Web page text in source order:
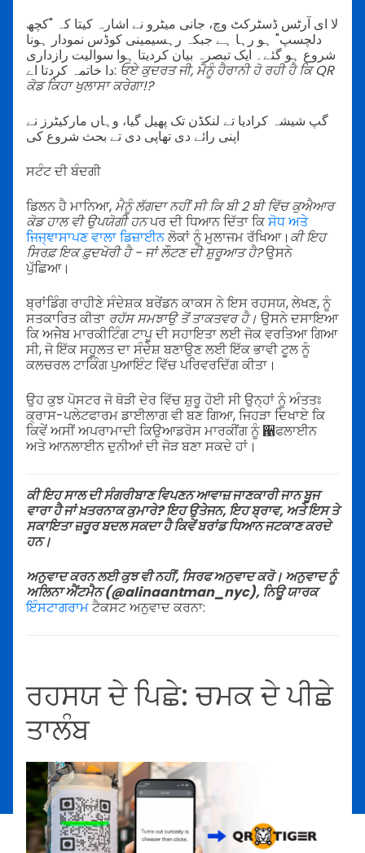
لا ای آرٹس ڈسٹرکٹ وچ، جانی میٹرو نے اشارہ کیتا کہ "کچھ
دلچسپ" ہو رہا ہے جبکہ رہسیمینی کوڈس نمودار ہونا
شروع ہو گئے۔ ایک تبصرہ بیان کردیتا ہوا سوالیت رازداری
دا خاتمہ کردتا اے: ਓਏ ਕੁਦਰਤ ਜੀ, ਮੈਨੂੰ ਹੈਰਾਨੀ ਹੋ ਰਹੀ ਹੈ ਕਿ QR
ਕੋਡ ਕਿਹਾ ਖੁਲਾਸਾ ਕਰੇਗਾ!?
گپ شیشہ کرادیا تے لنکڈن تک پھیل گیا، وہاں مارکیٹرز نے
اپنی رائے دی تھاپی دی تے بحث شروع کی
ਸਟੰਟ ਦੀ ਬੰਦਗੀ
ਡਿਲਨ ਹੈ ਮਾਨਿਆ, ਮੈਨੂੰ ਲੱਗਦਾ ਨਹੀਂ ਸੀ ਕਿ ਬੀ 2 ਬੀ ਵਿੱਚ ਕੁਐਆਰ
ਕੋਡ ਹਾਲ ਵੀ ਉਪਯੋਗੀ ਹਨਪਰ ਦੀ ਧਿਆਨ ਦਿੱਤਾ ਕਿਸੋਧ ਅਤੇ
ਜਿਜ੍ਞਾਸਾਪਣ ਵਾਲਾ ਡਿਜ਼ਾਈਨਲੋਕਾਂ ਨੂੰ ਮੁਲਾਜਮ ਰੱਖਿਆ। ਕੀ ਇਹ
ਸਿਰਫ਼ ਇਕ ਫ਼ੁਦਖੋਰੀ ਹੈ - ਜਾਂ ਲੌਟਣ ਦੀ ਸ਼ੁਰੂਆਤ ਹੈ?ਉਸਨੇ
ਪੁੱਛਿਆ।
ਬ੍ਰਾਂਡਿੰਗ ਰਾਹੀਣੇ ਸੰਦੇਸ਼ਕ ਬਰੇਂਡਨ ਕਾਕਸ ਨੇ ਇਸ ਰਹਸਯ, ਲੇਖਣ, ਨੂੰ
ਸਤਕਾਰਿਤ ਕੀਤਾ ਰਹੱਸ ਸਮਝਾਉ ਤੋਂ ਤਾਕਤਵਰ ਹੈ। ਉਸਨੇ ਦਸਾਇਆ
ਕਿ ਅਜੇੇਬ ਮਾਰਕੀਟਿੰਗ ਟਾਪੂ ਦੀ ਸਹਾਇਤਾ ਲਈ ਜੋਕ ਵਰਤਿਆ ਗਿਆ
ਸੀ, ਜੋ ਇੱਕ ਸਹੂਲਤ ਦਾ ਸੰਦੇਸ਼ ਬਣਾਉਣ ਲਈ ਇੱਕ ਭਾਵੀ ਟੂਲ ਨੂੰ
ਕਲਚਰਲ ਟਾਕਿੰਗ ਪੁਆਇੰਟ ਵਿੱਚ ਪਰਿਵਰਦਿੱਗ ਕੀਤਾ।
ਉਹ ਕੁਝ ਪੋਸਟਰ ਜੋ ਥੋੜੀ ਦੇਰ ਵਿੱਚ ਸ਼ੁਰੂ ਹੋਈ ਸੀ ਉਨ੍ਹਾਂ ਨੂੰ ਅੰਤਤਃ
ਕ੍ਰਾਸ-ਪਲੇਟਫਾਰਮ ਡਾਈਲਾਗ ਵੀ ਬਣ ਗਿਆ, ਜਿਹੜਾ ਦਿਖਾਏ ਕਿ
ਕਿਵੇਂ ਅਸੀਂ ਅਪਰਾਮਾਦੀ ਕਿਉਆਡਰੋਸ ਮਾਰਕੀਂਗ ਨੂੰ ਑ਫਲਾਈਨ
ਅਤੇ ਆਨਲਾਈਨ ਦੁਨੀਆਂ ਦੀ ਜੋੜ ਬਣਾ ਸਕਦੇ ਹਾਂ।
ਕੀ ਇਹ ਸਾਲ ਦੀ ਸੰਗਰੀਬਾਣ ਵਿਪਣਨ ਆਵਾਜ਼ ਜਾਣਕਾਰੀ ਜਾਨ ਬੂਜ
ਵਾਰਾ ਹੈ ਜਾਂ ਖ਼ਤਰਨਾਕ ਕੁਮਾਰੇ? ਇਹ ਉਤੇਜਨ, ਇਹ ਬ੍ਰਾਵ, ਅਤੇ ਇਸ ਤੇ
ਸਕਾਇਤਾ ਜ਼ਰੂਰ ਬਦਲ ਸਕਦਾ ਹੈ ਕਿਵੇਂ ਬਰਾਂਡ ਧਿਆਨ ਜਟਕਾਣ ਕਰਦੇ
ਹਨ।
ਅਨੁਵਾਦ ਕਰਨ ਲਈ ਕੁਝ ਵੀ ਨਹੀਂ, ਸਿਰਫ ਅਨੁਵਾਦ ਕਰੋ। ਅਨੁਵਾਦ ਨੂੰ
ਅਲਿਨਾ ਐਂਟਮੈਨ (@alinaantman_nyc), ਨਿਊ ਯਾਰਕ
ਇੰਸਟਾਗਰਾਮਟੈਕਸਟ ਅਨੁਵਾਦ ਕਰਨਾ:
ਰਹਸਯ ਦੇ ਪਿਛੇ: ਚਮਕ ਦੇ ਪੀਛੇ
ਤਾਲੰਬ